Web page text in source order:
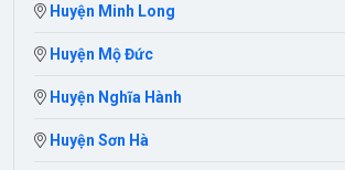
Huyện Minh Long
Huyện Mộ Đức
Huyện Nghĩa Hành
Huyện Sơn Hà